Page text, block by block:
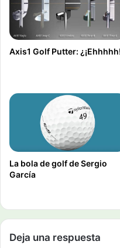
Axis1 Golf Putter:
La bola de golf de Sergio
García
Deja una respuesta